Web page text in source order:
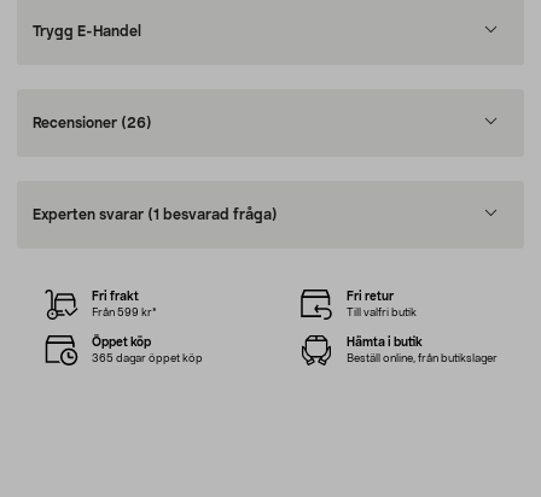
Trygg E-Handel
Recensioner (26)
Experten svarar (1 besvarad fråga)
Fri frakt
Från 599 kr*
Fri retur
Till valfri butik
Öppet köp
365 dagar öppet köp
Hämta i butik
Beställ online, från butikslager